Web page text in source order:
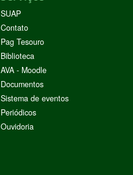
SUAP
Contato
Pag Tesouro
Biblioteca
AVA - Moodle
Documentos
Sistema de eventos
Periódicos
Ouvidoria